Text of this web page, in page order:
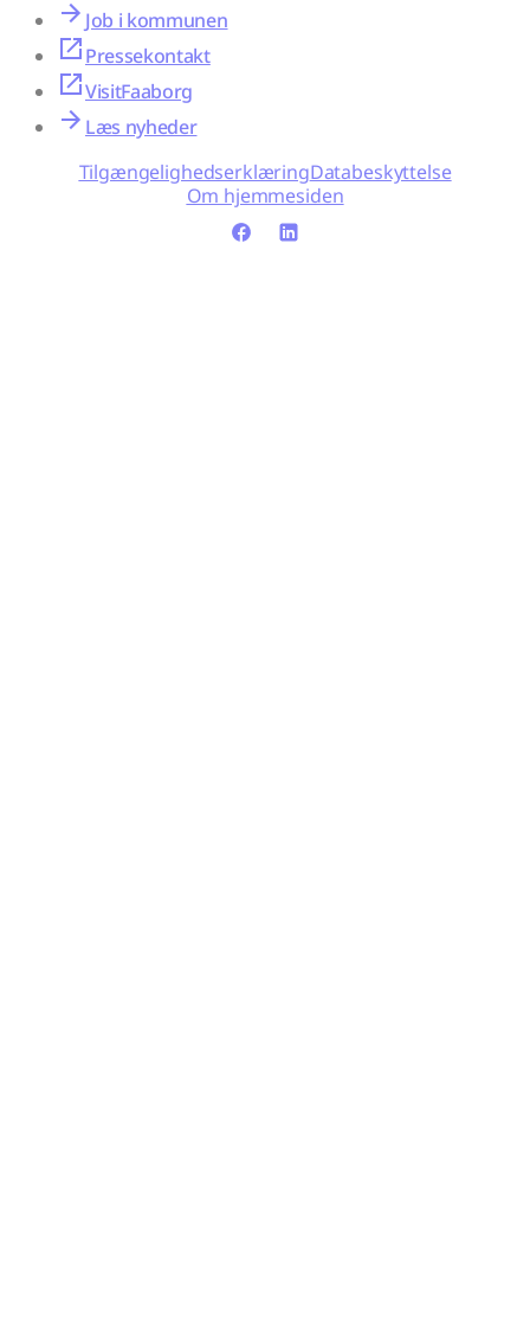
Job i kommunen
Pressekontakt
VisitFaaborg
Læs nyheder
TilgængelighedserklæringDatabeskyttelse
Om hjemmesiden